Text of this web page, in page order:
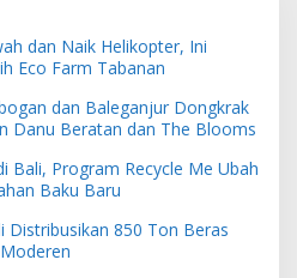
dan Naik Helikopter, Ini
Eco Farm Tabanan
dan Baleganjur Dongkrak
Danu Beratan dan The Blooms
Bali, Program Recycle Me Ubah
Baku Baru
Distribusikan 850 Ton Beras